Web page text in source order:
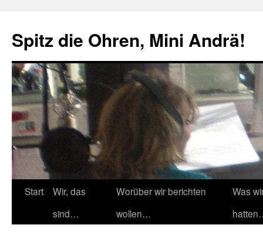
springen
Spitz die Ohren, Mini Andrä!
Start
Wir, das
sind…
Worüber wir berichten
wollen…
Was